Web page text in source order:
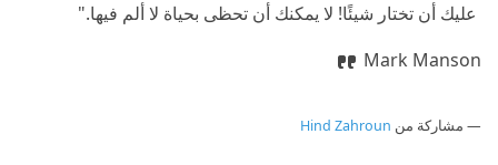
‫ عليك أن تختار شيئًا! لا يمكنك أن تحظى بحياة لا ألم فيها."
Mark Manson
مشاركة من Hind Zahroun